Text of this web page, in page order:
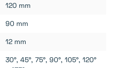
120 mm
90 mm
12 mm
30°, 45°, 75°, 90°, 105°, 120°